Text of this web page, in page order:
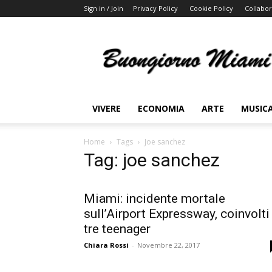
Sign in / Join Privacy Policy Cookie Policy
Miami
VIVERE ECONOMIA ARTE
Home Tags Joe sanchez
Tag: joe sanchez
Miami: incidente mortale
sull’Airport Expressway, coinvolti
tre teenager
Chiara Rossi - Novembre 22, 2017